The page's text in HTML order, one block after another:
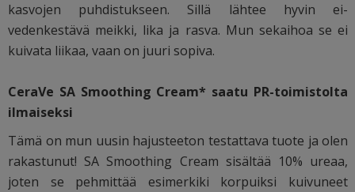
kasvojen puhdistukseen. Sillä lähtee hyvin ei-
vedenkestävä meikki, lika ja rasva. Mun sekaihoa se ei
kuivata liikaa, vaan on juuri sopiva.
CeraVe SA Smoothing Cream* saatu PR-toimistolta
ilmaiseksi
Tämä on mun uusin hajusteeton testattava tuote ja olen
rakastunut! SA Smoothing Cream sisältää 10% ureaa,
joten se pehmittää esimerkiki korpuiksi kuivuneet